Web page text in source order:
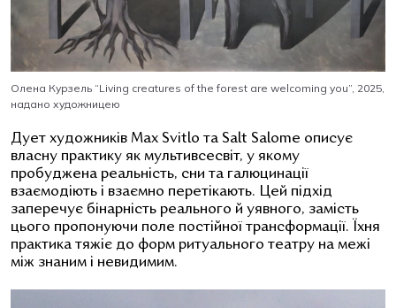
Олена Курзель “Living creatures of the forest are welcoming you”, 2025,
надано художницею
Дует художників Max Svitlo та Salt Salome описує
власну практику як мультивсесвіт, у якому
пробуджена реальність, сни та галюцинації
взаємодіють і взаємно перетікають. Цей підхід
заперечує бінарність реального й уявного, замість
цього пропонуючи поле постійної трансформації. Їхня
практика тяжіє до форм ритуального театру на межі
між знаним і невидимим.